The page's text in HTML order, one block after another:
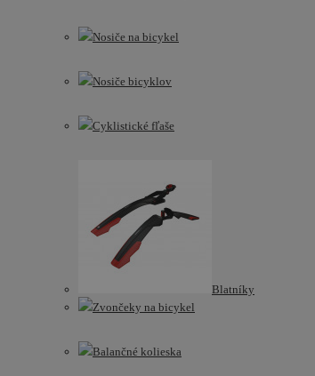
Nosiče na bicykel
Nosiče bicyklov
Cyklistické fľaše
Blatníky
Zvončeky na bicykel
Balančné kolieska